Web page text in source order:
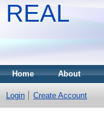
REAL
Home About
Login Create Account